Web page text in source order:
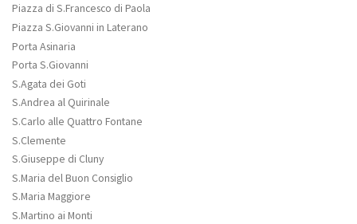
Piazza di S.Francesco di Paola
Piazza S.Giovanni in Laterano
Porta Asinaria
Porta S.Giovanni
S.Agata dei Goti
S.Andrea al Quirinale
S.Carlo alle Quattro Fontane
S.Clemente
S.Giuseppe di Cluny
S.Maria del Buon Consiglio
S.Maria Maggiore
S.Martino ai Monti